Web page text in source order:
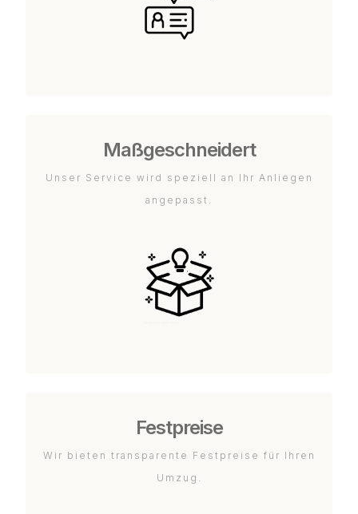
Maßgeschneidert
Unser Service wird speziell an Ihr Anliegen
angepasst.
Festpreise
Wir bieten transparente Festpreise für Ihren
Umzug.